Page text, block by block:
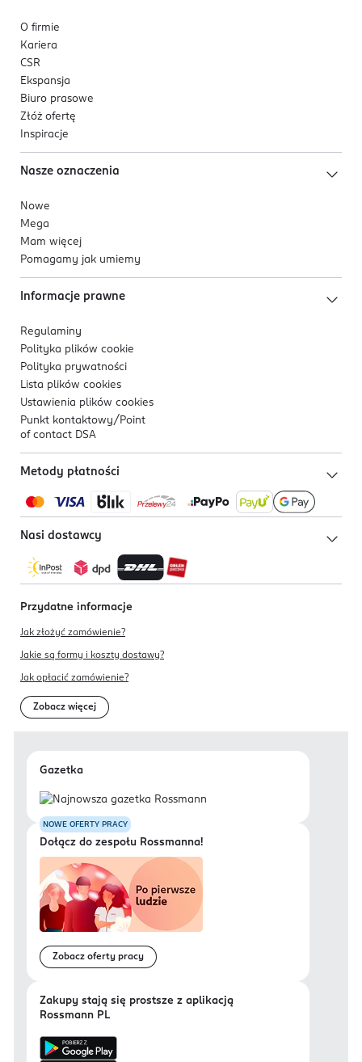
O firmie
Kariera
CSR
Ekspansja
Biuro prasowe
Złóż ofertę
Inspiracje
Nasze oznaczenia
Nowe
Mega
Mam więcej
Pomagamy jak umiemy
Informacje prawne
Regulaminy
Polityka plików cookie
Polityka prywatności
Lista plików cookies
Ustawienia plików cookies
Punkt kontaktowy/ Point
of contact DSA
Metody płatności
Nasi dostawcy
Przydatne informacje
Jak złożyć zamówienie?
Jakie są formy i koszty dostawy?
Jak opłacić zamówienie?
Zobacz więcej
Gazetka
NOWE OFERTY PRACY
Dołącz do zespołu Rossmanna!
Zobacz oferty pracy
Zakupy stają się prostsze z aplikacją
Rossmann PL